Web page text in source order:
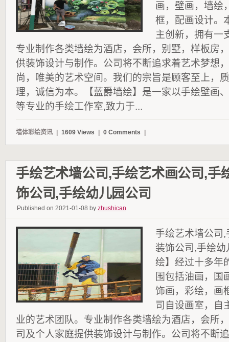
画，壁画，墙绘
框，配画设计。
主创新，拥有一
专业制作各类墙绘为酒店，会所，别墅，样板房
供装饰设计与制作。公司将不断追求着艺术梦想
尚，唯美的艺术空间。我们的宗旨是顾客至上，
理，诚信为本。【蓝爵墙绘】是一家以手绘壁画
等专业的手绘工作室,致力于...
墙体彩绘资讯 1609 Views 0 Comments
手绘艺术墙公司,手绘艺术画公司,手
饰公司,手绘幼儿园公司
Published on 2021-01-08 by zhushican
手绘艺术墙公司
装饰公司,手绘
绘】经过十多年
围包括油画，国
饰画，彩绘，画
司自设画室，自
业的艺术团队。专业制作各类墙绘为酒店，会所
司及个人家庭提供装饰设计与制作。公司将不断